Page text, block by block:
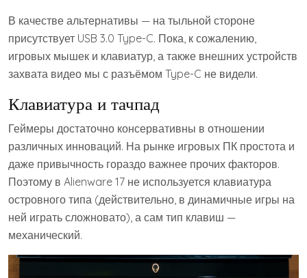
В качестве альтернативы — на тыльной стороне
присутствует USB 3.0 Type-C. Пока, к сожалению,
игровых мышек и клавиатур, а также внешних устройств
захвата видео мы с разъёмом Type-C не видели.
Клавиатура и тачпад
Геймеры достаточно консервативны в отношении
различных инноваций. На рынке игровых ПК простота и
даже привычность гораздо важнее прочих факторов.
Поэтому в Alienware 17 не используется клавиатура
островного типа (действительно, в динамичные игры на
ней играть сложновато), а сам тип клавиш —
механический.